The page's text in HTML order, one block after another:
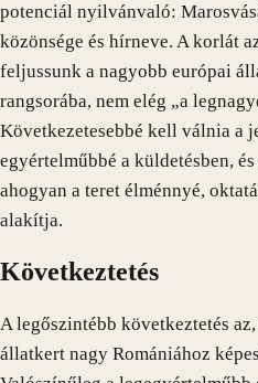
potenciál nyilvánvaló:
közönsége és hírneve. A korlát
feljussunk a nagyobb európai
rangsorába, nem elég „a
Következetesebbé kell válnia a
egyértelműbbé a küldetésben,
ahogyan a teret élménnyé,
alakítja.
Következtetés
A legőszintébb következtetés
állatkert nagy Romániához